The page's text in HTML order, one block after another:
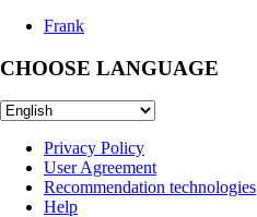
Frank
CHOOSE LANGUAGE
Privacy Policy
User Agreement
Recommendation technologies
Help